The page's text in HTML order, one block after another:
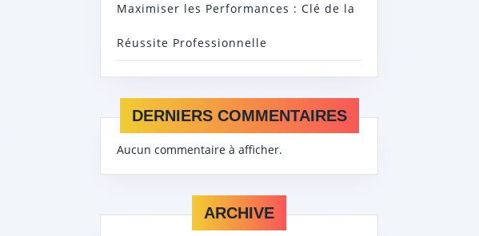
Maximiser les Performances : Clé de la
Réussite Professionnelle
DERNIERS COMMENTAIRES
Aucun commentaire à afficher.
ARCHIVE